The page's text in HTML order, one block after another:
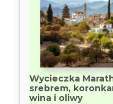
Wycieczka
srebrem,
wina i oliwy